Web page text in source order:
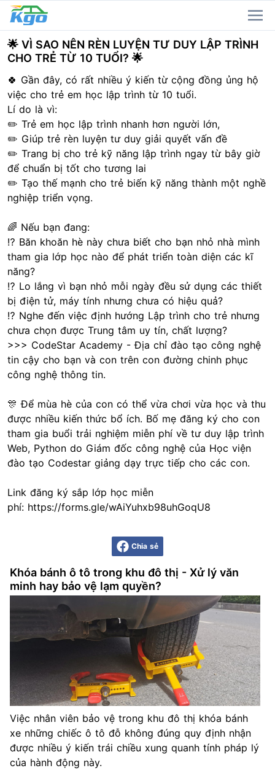
🌟 VÌ SAO NÊN RÈN LUYỆN TƯ DUY LẬP TRÌNH
CHO TRẺ TỪ 10 TUỔI? 🌟
🍀 Gần đây, có rất nhiều ý kiến từ cộng đồng ủng hộ
việc cho trẻ em học lập trình từ 10 tuổi.
Lí do là vì:
✏️ Trẻ em học lập trình nhanh hơn người lớn,
✏️ Giúp trẻ rèn luyện tư duy giải quyết vấn đề
✏️ Trang bị cho trẻ kỹ năng lập trình ngay từ bây giờ
để chuẩn bị tốt cho tương lai
✏️ Tạo thế mạnh cho trẻ biến kỹ năng thành một nghề
nghiệp triển vọng.
🌈 Nếu bạn đang:
⁉️ Băn khoăn hè này chưa biết cho bạn nhỏ nhà mình
tham gia lớp học nào để phát triển toàn diện các kĩ
năng?
⁉️ Lo lắng vì bạn nhỏ mỗi ngày đều sử dụng các thiết
bị điện tử, máy tính nhưng chưa có hiệu quả?
⁉️ Nghe đến việc định hướng Lập trình cho trẻ nhưng
chưa chọn được Trung tâm uy tín, chất lượng?
>>> CodeStar Academy - Địa chỉ đào tạo công nghệ
tin cậy cho bạn và con trên con đường chinh phục
công nghệ thông tin.
🎊 Để mùa hè của con có thể vừa chơi vừa học và thu
được nhiều kiến thức bổ ích. Bố mẹ đăng ký cho con
tham gia buổi trải nghiệm miễn phí về tư duy lập trình
Web, Python do Giám đốc công nghệ của Học viện
đào tạo Codestar giảng dạy trực tiếp cho các con.
Link đăng ký sắp lớp học miễn
phí: https://forms.gle/wAiYuhxb98uhGoqU8
Chia sẻ
Khóa bánh ô tô trong khu đô thị - Xử lý văn
minh hay bảo vệ lạm quyền?
Việc nhân viên bảo vệ trong khu đô thị khóa bánh
xe những chiếc ô tô đỗ không đúng quy định nhận
được nhiều ý kiến trái chiều xung quanh tính pháp lý
của hành động này.